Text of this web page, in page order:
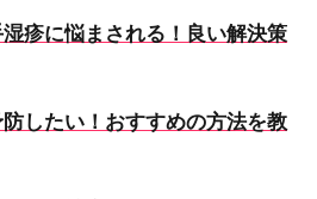
湿疹に悩まされる！良い解決策
防したい！おすすめの方法を教